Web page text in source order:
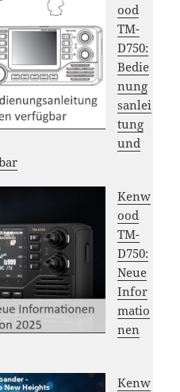
ood
TM-
D750:
Bedie
nung
sanlei
tung
und
Kenw
ood
TM-
D750:
Neue
Infor
matio
nen
Kenw